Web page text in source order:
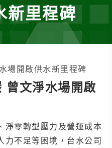
新里程碑
場開啟供水新里程碑
曾文淨水場開啟
淨零轉型壓力及營運成本
力不足等困境，台水公司